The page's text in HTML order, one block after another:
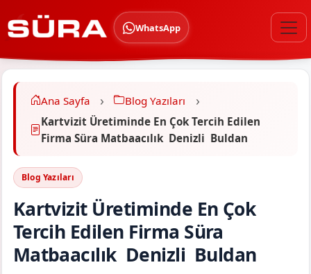
WhatsApp
Ana Sayfa
Blog Yazıları
Kartvizit Üretiminde En Çok Tercih Edilen
Firma Süra Matbaacılık Denizli Buldan
Blog Yazıları
Kartvizit Üretiminde En Çok
Tercih Edilen Firma Süra
Matbaacılık Denizli Buldan